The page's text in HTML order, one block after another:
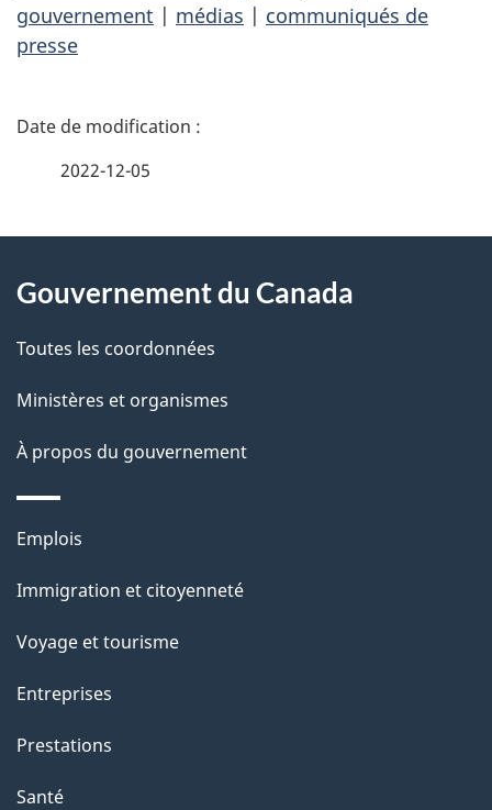
gouvernement | médias | communiqués de
presse
D
i
l
s
d
e
l
a
p
a
g
e
2022-12-05
propos
de
ce
site
Gouvernement du Canada
Toutes les coordonnées
Ministères et organismes
À propos du gouvernement
Thèmes
sujets
Emplois
Immigration et citoyenneté
Voyage et tourisme
Entreprises
Prestations
Santé